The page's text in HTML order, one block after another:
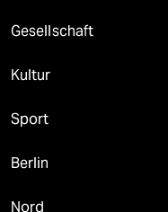
Gesellschaft
Kultur
Sport
Berlin
Nord